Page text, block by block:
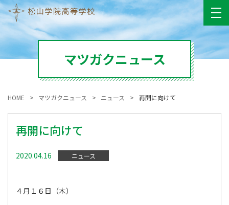
マツガクニュース
HOME マツガクニュース ニュース 再開に向けて
再開に向けて
2020.04.16 ニュース
４月１６日（木）